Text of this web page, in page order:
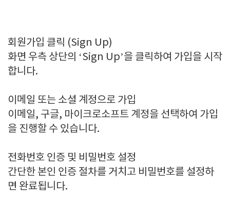
회원가입 클릭 (Sign Up)
화면 우측 상단의 ‘Sign Up’을 클릭하여 가입을 시작
합니다.
이메일 또는 소셜 계정으로 가입
이메일, 구글, 마이크로소프트 계정을 선택하여 가입
을 진행할 수 있습니다.
전화번호 인증 및 비밀번호 설정
간단한 본인 인증 절차를 거치고 비밀번호를 설정하
면 완료됩니다.